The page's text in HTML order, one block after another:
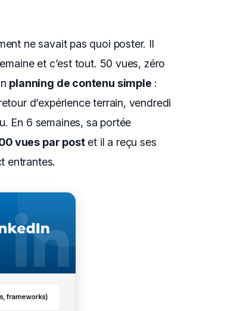
ne savait pas quoi poster. Il
et c’est tout. 50 vues, zéro
planning de contenu simple :
d’expérience terrain, vendredi
En 6 semaines, sa portée
vues par postet il a reçu ses
entrantes.